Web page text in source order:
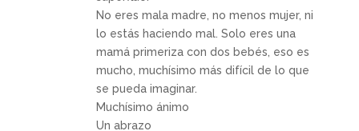
No eres mala madre, no menos mujer, ni
lo estás haciendo mal. Solo eres una
mamá primeriza con dos bebés, eso es
mucho, muchísimo más difícil de lo que
se pueda imaginar.
Muchísimo ánimo
Un abrazo